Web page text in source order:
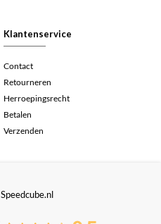
Klantenservice
Contact
Retourneren
Herroepingsrecht
Betalen
Verzenden
Speedcube.nl